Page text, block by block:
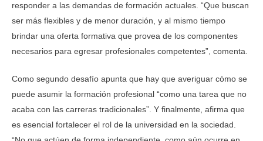
responder a las demandas de formación actuales. “Que buscan
ser más flexibles y de menor duración, y al mismo tiempo
brindar una oferta formativa que provea de los componentes
necesarios para egresar profesionales competentes”, comenta.
Como segundo desafío apunta que hay que averiguar cómo se
puede asumir la formación profesional “como una tarea que no
acaba con las carreras tradicionales”. Y finalmente, afirma que
es esencial fortalecer el rol de la universidad en la sociedad.